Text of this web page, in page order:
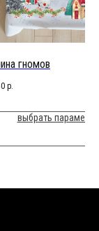
гномов
р.
выбрать